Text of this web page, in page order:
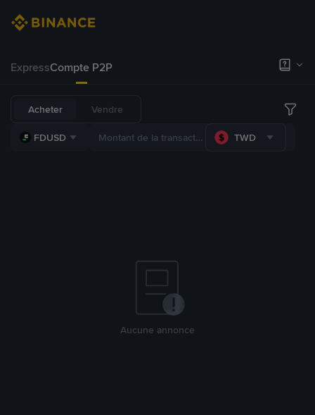
ExpressCompte P2P
Acheter Vendre
FDUSD TWD
Aucune annonce